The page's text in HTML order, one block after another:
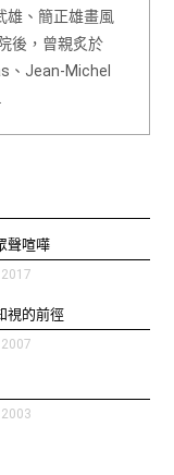
雄、簡正雄畫風
後，曾親炙於
、Jean-Michel
聲喧嘩
視的前徑